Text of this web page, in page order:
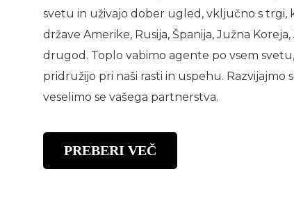
svetu in uživajo dober ugled, vključno s trgi,
države Amerike, Rusija, Španija, Južna
drugod. Toplo vabimo agente po vsem
pridružijo pri naši rasti in uspehu. Razvijajmo
veselimo se vašega partnerstva.
PREBERI VEČ